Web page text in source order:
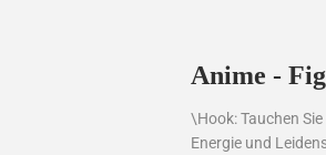
Anime -
\Hook: Tauchen
Energie und